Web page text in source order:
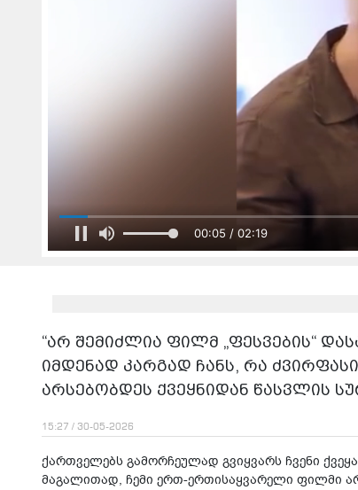
00:05 / 02:19
“არ შემიძლია ფილმ „ფესვების“
იმდენად კარგად ჩანს, რა
არსებობდეს ქვეყნიდან წასვლის
15:27 / 30-05-2026
ქართველებს გამორჩეულად გვიყვარს ჩვენი
მაგალითად, ჩემი ერთ-ერთისაყვარელი ფილმი